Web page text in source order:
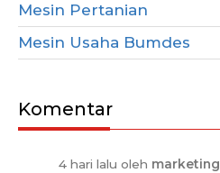
Mesin Pertanian
Mesin Usaha Bumdes
Komentar
4 hari lalu oleh marketing